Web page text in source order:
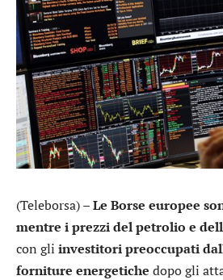
(Teleborsa) –Le Borse europee
mentre i prezzi del petrolio e
con gli investitori preoccupati
forniture energetiche dopo gli